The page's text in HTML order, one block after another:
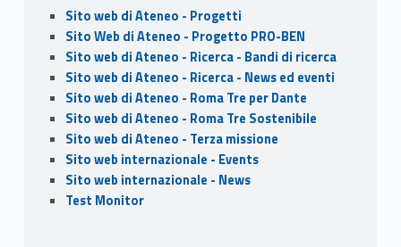
Sito web di Ateneo - Progetti
Sito Web di Ateneo - Progetto PRO-BEN
Sito web di Ateneo - Ricerca - Bandi di ricerca
Sito web di Ateneo - Ricerca - News ed eventi
Sito web di Ateneo - Roma Tre per Dante
Sito web di Ateneo - Roma Tre Sostenibile
Sito web di Ateneo - Terza missione
Sito web internazionale - Events
Sito web internazionale - News
Test Monitor